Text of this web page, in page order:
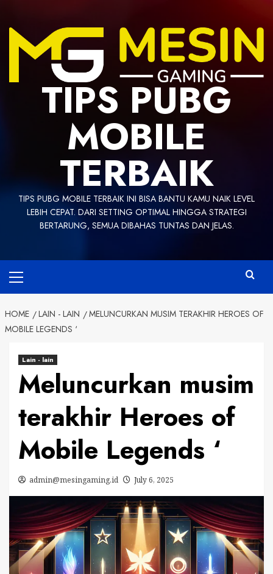
content
TIPS PUBG
MOBILE
TERBAIK
TIPS PUBG MOBILE TERBAIK INI BISA BANTU KAMU NAIK LEVEL
LEBIH CEPAT. DARI SETTING OPTIMAL HINGGA STRATEGI
BERTARUNG, SEMUA DIBAHAS TUNTAS DAN JELAS.
Menu
HOME LAIN - LAIN
MELUNCURKAN MUSIM TERAKHIR HEROES OF
MOBILE LEGENDS ‘
Lain - lain
Meluncurkan musim
terakhir Heroes of
Mobile Legends ‘
admin@mesingaming.id July 6, 2025